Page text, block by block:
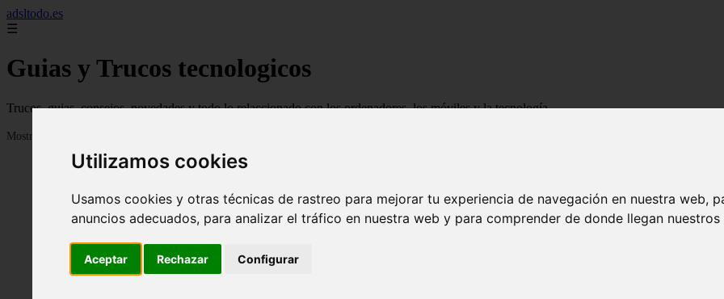
Utilizamos cookies
Usamos cookies y otras técnicas de rastreo para mejorar tu experiencia de navegación en nuestra web,
anuncios adecuados, para analizar el tráfico en nuestra web y para comprender de donde llegan
Aceptar Rechazar Configurar
adsltodo.es
☰
Guias y Trucos tecnologicos
Trucos, guias, consejos, novedades y todo lo relaccionado con los ordenadores, los móviles y la tecnología
Mostrando 1 - 24 de 148 artículos